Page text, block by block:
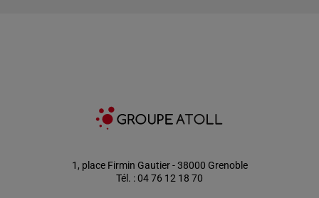
1, place Firmin Gautier - 38000 Grenoble
Tél. : 04 76 12 18 70